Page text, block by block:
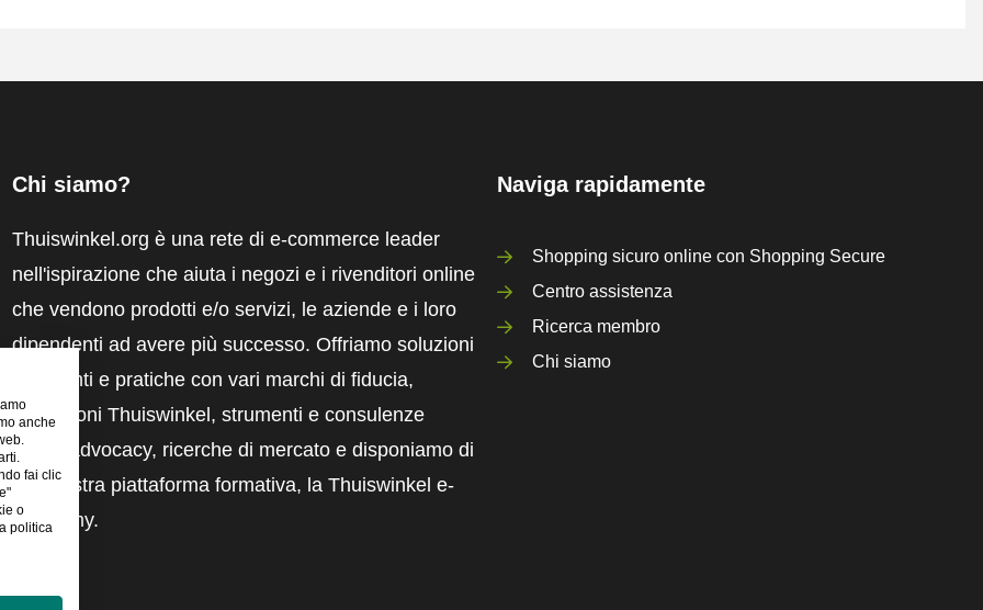
Chi siamo?
Thuiswinkel.org è una rete di e-commerce leader
nell'ispirazione che aiuta i negozi e i rivenditori online
che vendono prodotti e/o servizi, le aziende e i loro
dipendenti ad avere più successo. Offriamo soluzioni
pertinenti e pratiche con vari marchi di fiducia,
recensioni Thuiswinkel, strumenti e consulenze
legali, advocacy, ricerche di mercato e disponiamo di
una nostra piattaforma formativa, la Thuiswinkel e-
Academy.
Naviga rapidamente
Shopping sicuro online con Shopping Secure
Centro assistenza
Ricerca membro
Chi siamo
anche
fai clic
o
politica